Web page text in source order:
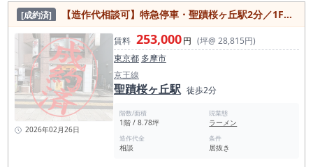
住民の生活動線として利用される駅です。 駅周辺には商業施
設、飲食店、住宅地が集まっており、地域住民や駅利用者を対
象とした飲食需要を見込んだ店舗づくりを検討できます。 駅半
径500m圏内には飲食店が約226件あり、そのうちバー業態は
約18件確認されています。 飲食店が一定数集まるエリアであ
りながら、バー・スナック・カラオケバーとしての差別化も検
討しやすい立地です。 店舗面積は約13.8坪。大型店舗のように
多くのスタッフや大規模な集客を前提とするのではなく、オー
ナーを中心とした少人数運営や、地域常連客を積み上げる営業
スタイルを検討しやすい広さです。カウンター営業、テーブル
席を組み合わせたバー、カラオケバー、スナック、ラウンジ、
小規模なダイニングバーなど、接客距離の近い夜業態と相性を
確認しやすい物件です。 現業態はバーで、内装美麗な居抜き物
件です。 既存の内装、カウンター、客席レイアウト、照明、カ
[成約済] 【造作代相談可】特急停車・聖蹟桜ヶ丘駅2分／1F路面・小箱居抜き
2026年02月26日
賃料 253,000円 (坪@ 28,815円)
東京都 多摩市
京王線
聖蹟桜ヶ丘駅 徒歩2分
階数/面積
1階 / 8.78坪
現業態
ラーメン
造作代金
相談
条件
居抜き